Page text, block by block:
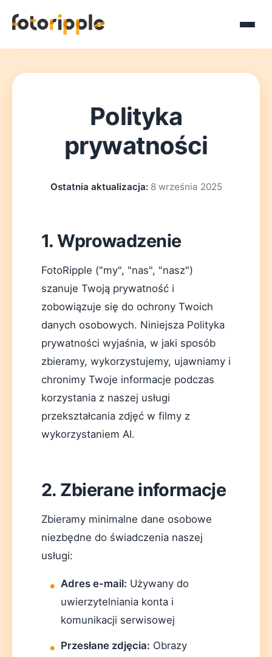
DeutschEnglish EspañolFrançaisItaliano
NederlandsPolskiPortuguês한국어
Polityka
prywatności
Ostatnia aktualizacja:8 września 2025
1. Wprowadzenie
FotoRipple ("my", "nas", "nasz")
szanuje Twoją prywatność i
zobowiązuje się do ochrony Twoich
danych osobowych. Niniejsza Polityka
prywatności wyjaśnia, w jaki sposób
zbieramy, wykorzystujemy, ujawniamy i
chronimy Twoje informacje podczas
korzystania z naszej usługi
przekształcania zdjęć w filmy z
wykorzystaniem AI.
2. Zbierane informacje
Zbieramy minimalne dane osobowe
niezbędne do świadczenia naszej
usługi:
Adres e-mail: Używany do
uwierzytelniania konta i
komunikacji serwisowej
Przesłane zdjęcia: Obrazy